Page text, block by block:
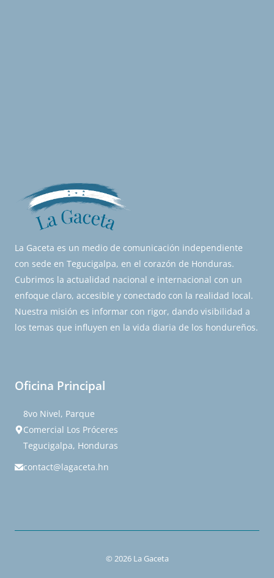
La Gaceta es un medio de comunicación independiente
con sede en Tegucigalpa, en el corazón de Honduras.
Cubrimos la actualidad nacional e internacional con un
enfoque claro, accesible y conectado con la realidad local.
Nuestra misión es informar con rigor, dando visibilidad a
los temas que influyen en la vida diaria de los hondureños.
Oficina Principal
8vo Nivel, Parque
Comercial Los Próceres
Tegucigalpa, Honduras
contact@lagaceta.hn
© 2026 La Gaceta